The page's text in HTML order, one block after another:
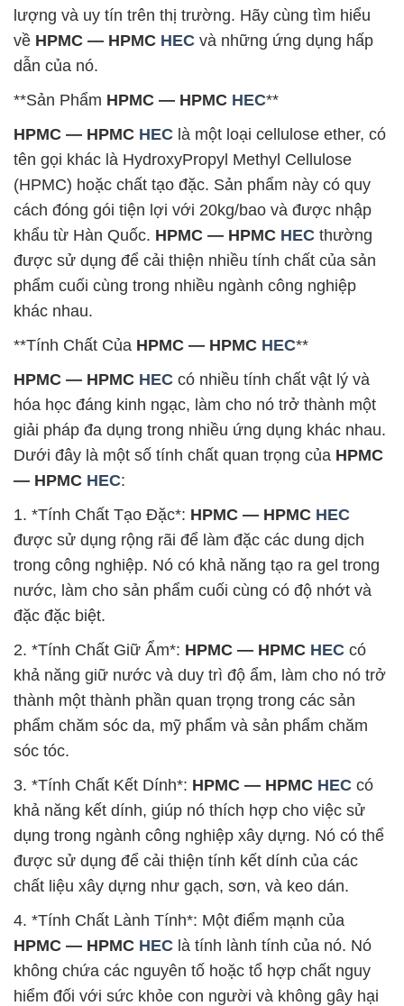
lượng và uy tín trên thị trường. Hãy cùng tìm hiểu
về HPMC — HPMC HEC và những ứng dụng hấp
dẫn của nó.
**Sản Phẩm HPMC — HPMC HEC**
HPMC — HPMC HEC là một loại cellulose ether, có
tên gọi khác là HydroxyPropyl Methyl Cellulose
(HPMC) hoặc chất tạo đặc. Sản phẩm này có quy
cách đóng gói tiện lợi với 20kg/bao và được nhập
khẩu từ Hàn Quốc. HPMC — HPMC HEC thường
được sử dụng để cải thiện nhiều tính chất của sản
phẩm cuối cùng trong nhiều ngành công nghiệp
khác nhau.
**Tính Chất Của HPMC — HPMC HEC**
HPMC — HPMC HEC có nhiều tính chất vật lý và
hóa học đáng kinh ngạc, làm cho nó trở thành một
giải pháp đa dụng trong nhiều ứng dụng khác nhau.
Dưới đây là một số tính chất quan trọng của HPMC
— HPMC HEC:
1. *Tính Chất Tạo Đặc*: HPMC — HPMC HEC
được sử dụng rộng rãi để làm đặc các dung dịch
trong công nghiệp. Nó có khả năng tạo ra gel trong
nước, làm cho sản phẩm cuối cùng có độ nhớt và
đặc đặc biệt.
2. *Tính Chất Giữ Ẩm*: HPMC — HPMC HEC có
khả năng giữ nước và duy trì độ ẩm, làm cho nó trở
thành một thành phần quan trọng trong các sản
phẩm chăm sóc da, mỹ phẩm và sản phẩm chăm
sóc tóc.
3. *Tính Chất Kết Dính*: HPMC — HPMC HEC có
khả năng kết dính, giúp nó thích hợp cho việc sử
dụng trong ngành công nghiệp xây dựng. Nó có thể
được sử dụng để cải thiện tính kết dính của các
chất liệu xây dựng như gạch, sơn, và keo dán.
4. *Tính Chất Lành Tính*: Một điểm mạnh của
HPMC — HPMC HEC là tính lành tính của nó. Nó
không chứa các nguyên tố hoặc tổ hợp chất nguy
hiểm đối với sức khỏe con người và không gây hại